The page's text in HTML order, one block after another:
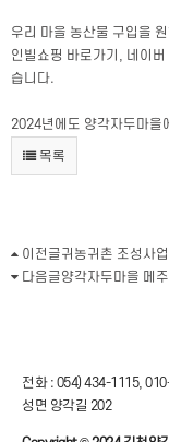
우리 마을 농산물 구입을
인빌쇼핑 바로가기, 네이
습니다.
2024년에도 양각자두마을
목록
이전글귀농귀촌 조성사
다음글양각자두마을 메
전화 : 054) 434-1115,
성면 양각길 202